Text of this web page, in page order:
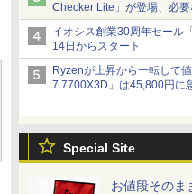
Checker Lite」が登場、必
ンパクトに 7日発売
イオシス創業30周年セール
14日からスタート
Ryzenが上昇から一転して
7 7700X3D」は45,800円に
7800X3D」との価格逆転解
Special Site
お値段そのま